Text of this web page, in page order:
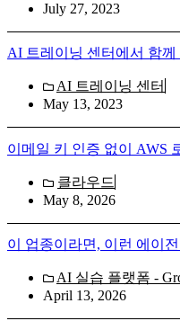
July 27, 2023
AI 트레이닝 센터에서 함
AI 트레이닝 센터
May 13, 2023
이메일 키 인증 없이 AWS
클라우드
May 8, 2026
이 업종이라면, 이런 에이
AI 실습 플랫폼 -
April 13, 2026